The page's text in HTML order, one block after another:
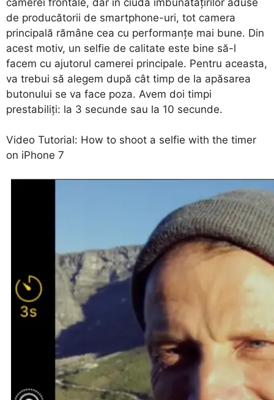
de producătorii de smartphone-uri, tot camera
principală rămâne cea cu performanțe mai bune. Din
acest motiv, un selfie de calitate este bine să-l
facem cu ajutorul camerei principale. Pentru aceasta,
va trebui să alegem după cât timp de la apăsarea
butonului se va face poza. Avem doi timpi
prestabiliți: la 3 secunde sau la 10 secunde.
Video Tutorial: How to shoot a selfie with the timer
on iPhone 7